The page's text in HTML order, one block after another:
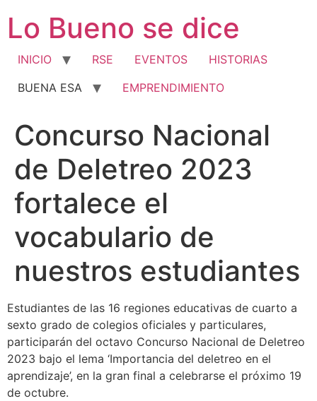
contenido
Lo Bueno se dice
INICIO RSE EVENTOS
HISTORIAS
BUENA ESA
EMPRENDIMIENTO
Concurso Nacional
de Deletreo 2023
fortalece el
vocabulario de
nuestros estudiantes
Estudiantes de las 16 regiones educativas de cuarto a
sexto grado de colegios oficiales y particulares,
participarán del octavo Concurso Nacional de Deletreo
2023 bajo el lema ‘Importancia del deletreo en el
aprendizaje’, en la gran final a celebrarse el próximo 19
de octubre.